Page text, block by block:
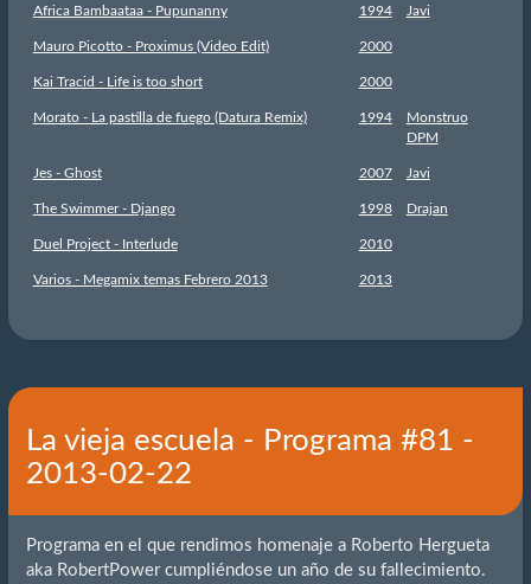
Africa Bambaataa - Pupunanny 1994 Javi
Mauro Picotto - Proximus (Video Edit) 2000
Kai Tracid - Life is too short 2000
Morato - La pastilla de fuego (Datura Remix) 1994
Monstruo
DPM
Jes - Ghost 2007 Javi
The Swimmer - Django 1998 Drajan
Duel Project - Interlude 2010
Varios - Megamix temas Febrero 2013 2013
La vieja escuela - Programa #81 -
2013-02-22
Programa en el que rendimos homenaje a Roberto Hergueta
aka RobertPower cumpliéndose un año de su fallecimiento.